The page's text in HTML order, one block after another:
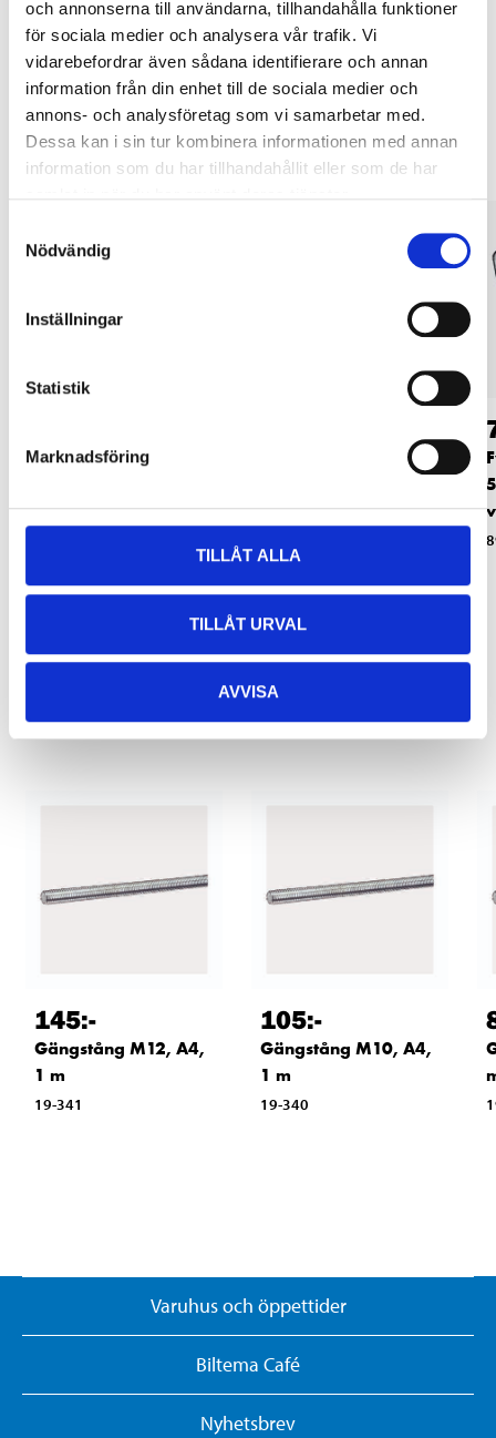
och annonserna till användarna, tillhandahålla funktioner
för sociala medier och analysera vår trafik. Vi
vidarebefordrar även sådana identifierare och annan
information från din enhet till de sociala medier och
annons- och analysföretag som vi samarbetar med.
Dessa kan i sin tur kombinera informationen med annan
information som du har tillhandahållit eller som de har
Nödvändig
Inställningar
Statistik
Marknadsföring
TILLÅT ALLA
TILLÅT URVAL
AVVISA
LÄS MER
Andra kunder köpte också
Mutter M16,
89-415 89-275
Relaterade produkter
145:-
Gängstång M12, A4,
1 m
19-341
105:-
Gängstång M10, A4,
1 m
19-340
Varuhus och öppettider
Biltema Café
Nyhetsbrev